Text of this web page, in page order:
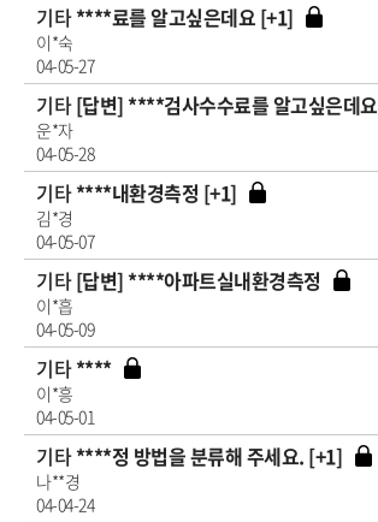
기타****료를 알고싶은데요 [+1]
이*숙
04-05-27
기타[답변] ****검사수수료를 알고싶은데요
운*자
04-05-28
기타****내환경측정 [+1]
김*경
04-05-07
기타[답변] ****아파트실내환경측정
이*흡
04-05-09
기타****
이*흥
04-05-01
기타****정 방법을 분류해 주세요. [+1]
나**경
04-04-24